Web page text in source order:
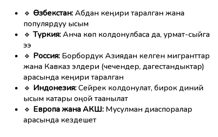
🔹 Өзбекстан:Абдан кеңири таралган жана
популярдуу ысым
🔹Түркия:Анча көп колдонулбаса да, урмат-сыйга
ээ
🔹 Россия: Борбордук Азиядан келген мигранттар
жана Кавказ элдери (чечендер, дагестандыктар)
арасында кеңири таралган
🔹 Индонезия:Сейрек колдонулат, бирок диний
ысым катары оңой таанылат
🔹 Европа жана АКШ: Мусулман диаспоралар
арасында кездешет